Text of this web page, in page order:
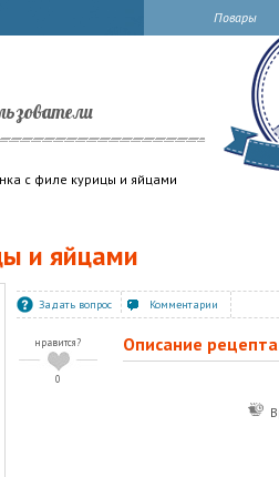
Повары
с филе курицы и яйцами
и яйцами
Задать вопрос Комментарии
нравится?
0
Описание рецепта